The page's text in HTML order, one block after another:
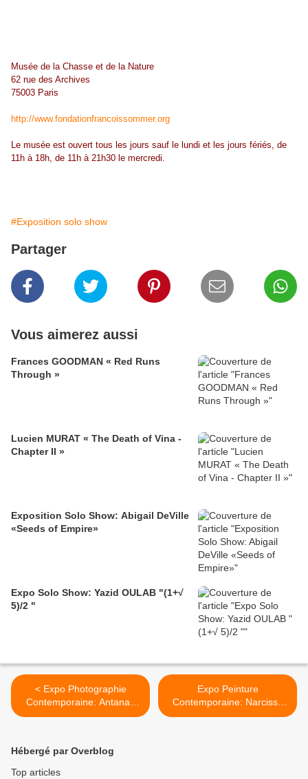
Musée de la Chasse et de la Nature
62 rue des Archives
75003 Paris
http://www.fondationfrancoissommer.org
Le musée est ouvert tous les jours sauf le lundi et les jours fériés, de
11h à 18h, de 11h à 21h30 le mercredi.
#Exposition solo show
Partager
Vous aimerez aussi
Frances GOODMAN « Red Runs
Through »
Lucien MURAT « The Death of Vina -
Chapter II »
Exposition Solo Show: Abigail DeVille
«Seeds of Empire»
Expo Solo Show: Yazid OULAB "(1+√
5)/2 "
< Expo Photographie
Contemporaine: Antanas
SUTKUS "Les Inédites "
Expo Peinture
Contemporaine: Narcisse
TORDOIR "The Pink Spy" >
Hébergé par Overblog
Top articles